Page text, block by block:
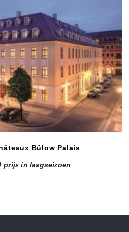
Bülow Palais
prijs in laagseizoen